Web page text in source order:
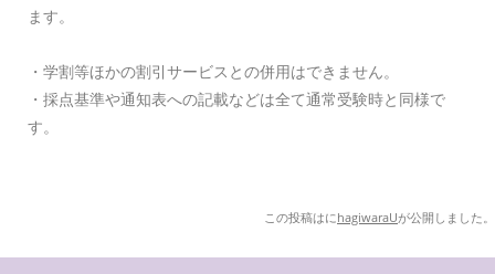
ます。
・学割等ほかの割引サービスとの併用はできません。
・採点基準や通知表への記載などは全て通常受験時と同様で
す。
この投稿はにhagiwaraUが公開しました。